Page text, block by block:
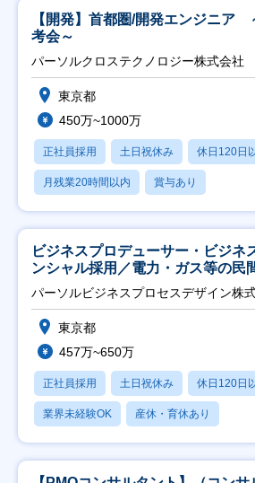
【開発】首都圏/開発エンジニア
考会～
パーソルクロステクノロジー株式会社
東京都
450万~1000万
正社員採用 土日祝休み 休日120日
月残業20時間以内 賞与あり
ビジネスプロデューサー・ビジネ
ンシャル採用／電力・ガス等の民
ト推進】
パーソルビジネスプロセスデザイン株
東京都
457万~650万
正社員採用 土日祝休み 休日120日
業界未経験OK 産休・育休あり